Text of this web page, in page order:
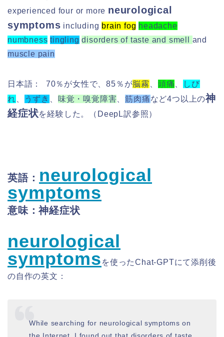
experienced four or more neurological
symptoms including brain fog headache
numbness tingling disorders of taste and smell and
muscle pain
日本語： 70％が女性で、85％が脳霧 頭痛
しび
れ
うずき 味覚・嗅覚障害 、筋肉痛など4つ以上の神
経症状を経験した。（DeepL訳参照）
英語： neurological
symptoms
意味：神経症状
neurological
symptoms を使ったChat-GPTにて添削後
の自作の英文：
While searching for neurological symptoms on
the Internet, I found out that disorders of taste